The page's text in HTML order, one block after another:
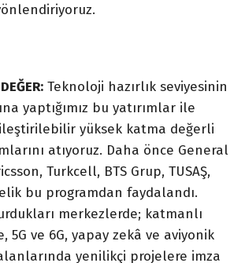
Teknoloji hazırlık seviyesinin
yaptığımız bu yatırımlar ile
yüksek katma değerli
atıyoruz. Daha önce General
Turkcell, BTS Grup, TUSAŞ,
bu programdan faydalandı.
merkezlerde; katmanlı
ve 6G, yapay zekâ ve aviyonik
yenilikçi projelere imza